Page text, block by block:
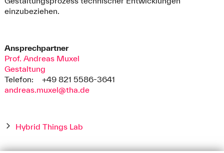
einzubeziehen.
Ansprechpartner
Prof. Andreas Muxel
Gestaltung
Telefon:
+49 821 5586-3641
andreas.muxel@tha.de
Hybrid Things Lab